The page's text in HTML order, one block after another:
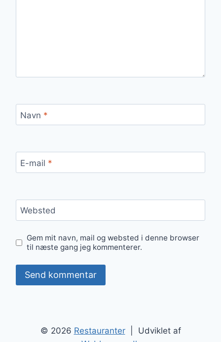
Navn *
E-mail *
Websted
Gem mit navn, mail og websted i denne browser
til næste gang jeg kommenterer.
© 2026 Restauranter| Udviklet af